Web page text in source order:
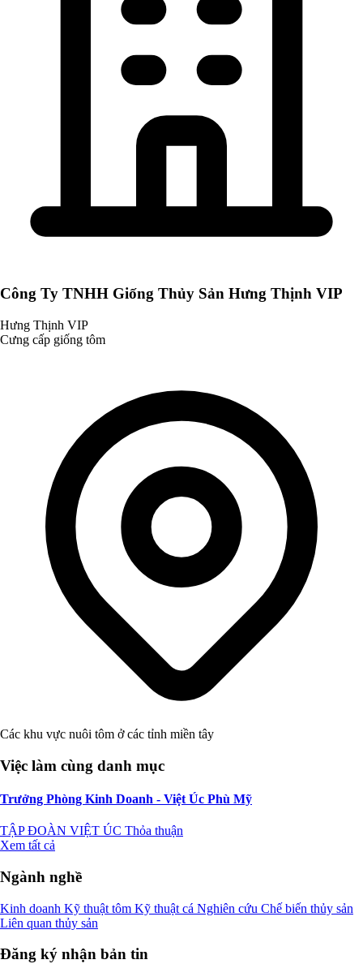
Công Ty TNHH Giống Thủy Sản Hưng Thịnh VIP
Hưng Thịnh VIP
Cưng cấp giống tôm
Các khu vực nuôi tôm ở các tỉnh miền tây
Việc làm cùng danh mục
Trưởng Phòng Kinh Doanh - Việt Úc Phù Mỹ
TẬP ĐOÀN VIỆT ÚC Thỏa thuận
Xem tất cả
Ngành nghề
Kinh doanh Kỹ thuật tôm Kỹ thuật cá Nghiên cứu Chế biến thủy sản
Liên quan thủy sản
Đăng ký nhận bản tin